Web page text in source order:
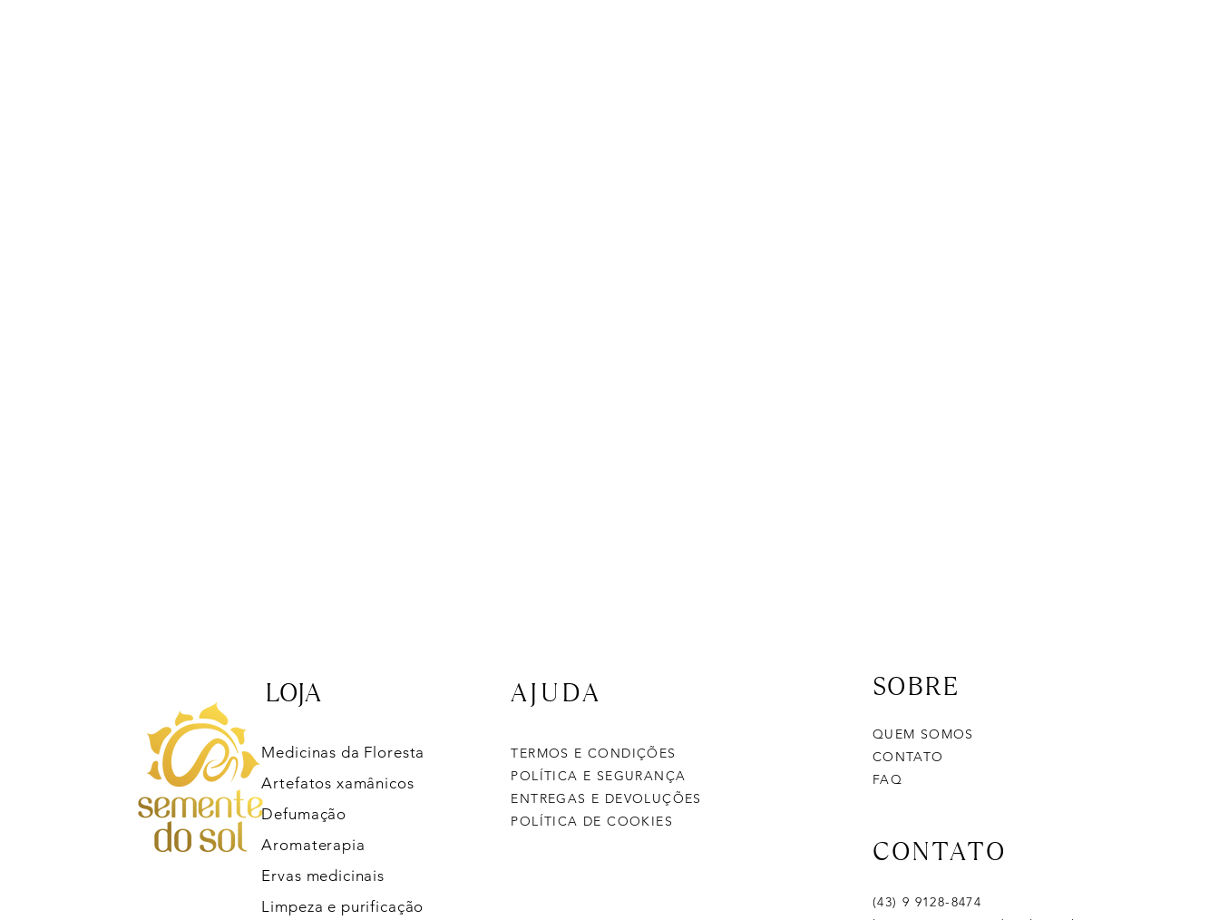
LOJA AJUDA
Medicinas da Floresta
Artefatos xamânicos
Defumação
Aromaterapia
Ervas medicinais
Limpeza e purificação
TERMOS E CONDIÇÕES
POLÍTICA E SEGURANÇA
ENTREGAS E DEVOLUÇÕES
POLÍTICA DE COOKIES
SOBRE
QUEM SOMOS
CONTATO
FAQ
CONTATO
(43) 9 9128-8474